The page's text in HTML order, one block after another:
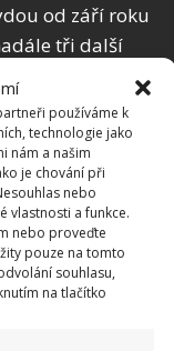
používáme k
technologie jako
nám a našim
je chování při
nebo
vlastnosti a funkce.
nebo proveďte
pouze na tomto
souhlasu,
na tlačítko
od září roku
tři další
účtovat nesmí.
úvěru
výše úroků a